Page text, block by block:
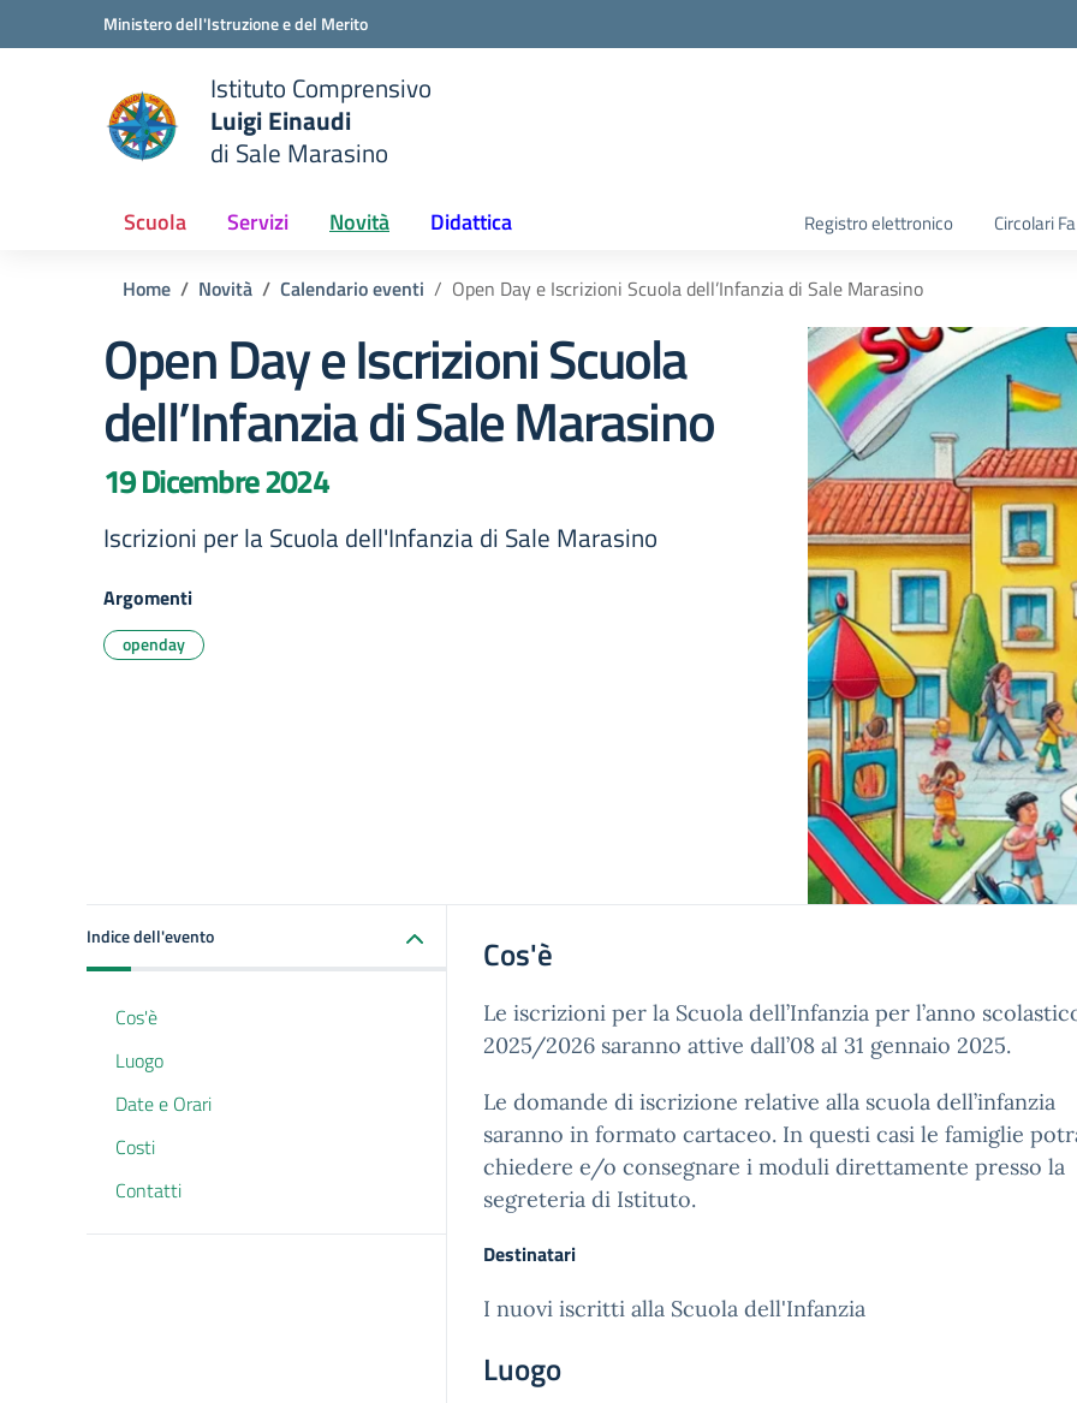
Vai ai contenuti
Vai al menu di navigazioneMinistero dell'Istruzione e del Merito
scuola
Istituto Comprensivo
Luigi Einaudi
di Sale Marasino
Scuola Servizi Novità Didattica Registro elettronico Circolari
Home Novità Calendario eventi Open Day e Iscrizioni Scuola dell’Infanzia di Sale Marasino
Open Day e Iscrizioni Scuola
dell’Infanzia di Sale Marasino
19 Dicembre 2024
Iscrizioni per la Scuola dell'Infanzia di Sale Marasino
Argomenti
openday
Indice dell'evento
Cos'è
Luogo
Date e Orari
Costi
Contatti
Cos'è
Le iscrizioni per la Scuola dell’Infanzia per l’anno
2025/2026 saranno attive dall’08 al 31 gennaio 2025.
Le domande di iscrizione relative alla scuola dell’infanzia
saranno in formato cartaceo. In questi casi le famiglie
chiedere e/o consegnare i moduli direttamente presso la
segreteria di Istituto.
Destinatari
I nuovi iscritti alla Scuola dell'Infanzia
Luogo